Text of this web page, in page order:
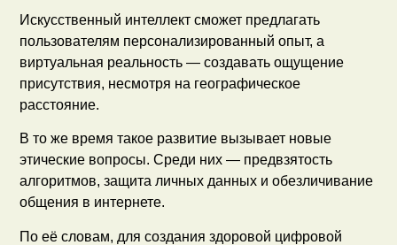
Искусственный интеллект сможет предлагать
пользователям персонализированный опыт, а
виртуальная реальность — создавать ощущение
присутствия, несмотря на географическое
расстояние.
В то же время такое развитие вызывает новые
этические вопросы. Среди них — предвзятость
алгоритмов, защита личных данных и обезличивание
общения в интернете.
По её словам, для создания здоровой цифровой